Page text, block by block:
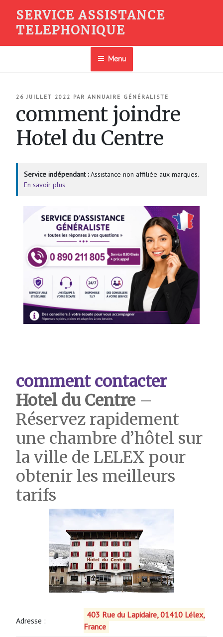
contenu
SERVICE ASSISTANCE
TELEPHONIQUE
Menu
PUBLIÉ
26 JUILLET 2022 PAR ANNUAIRE GÉNÉRALISTE
comment joindre
Hotel du Centre
Service indépendant :Assistance non affiliée aux marques.
En savoir plus
comment contacter
Hotel du Centre –
Réservez rapidement
une chambre d’hôtel sur
la ville de LELEX pour
obtenir les meilleurs
tarifs
Adresse :
403 Rue du Lapidaire, 01410 Lélex,
France